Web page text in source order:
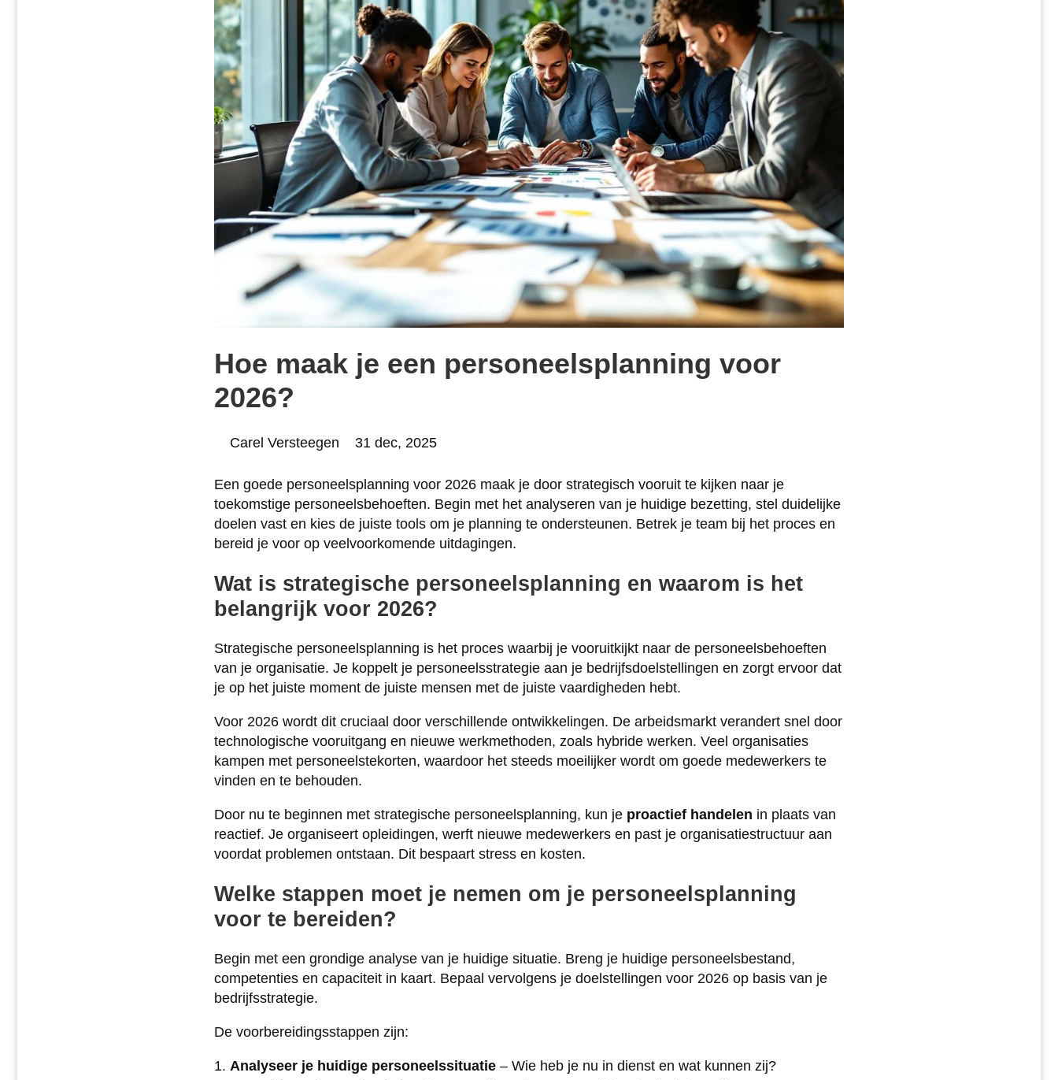
Hoe maak je een personeelsplanning voor
2026?
Posted
Carel Versteegen 31 dec, 2025
Een goede personeelsplanning voor 2026 maak je door strategisch vooruit te kijken naar je
toekomstige personeelsbehoeften. Begin met het analyseren van je huidige bezetting, stel duidelijke
doelen vast en kies de juiste tools om je planning te ondersteunen. Betrek je team bij het proces en
bereid je voor op veelvoorkomende uitdagingen.
Wat is strategische personeelsplanning en waarom is het
belangrijk voor 2026?
Strategische personeelsplanning is het proces waarbij je vooruitkijkt naar de personeelsbehoeften
van je organisatie. Je koppelt je personeelsstrategie aan je bedrijfsdoelstellingen en zorgt ervoor dat
je op het juiste moment de juiste mensen met de juiste vaardigheden hebt.
Voor 2026 wordt dit cruciaal door verschillende ontwikkelingen. De arbeidsmarkt verandert snel door
technologische vooruitgang en nieuwe werkmethoden, zoals hybride werken. Veel organisaties
kampen met personeelstekorten, waardoor het steeds moeilijker wordt om goede medewerkers te
vinden en te behouden.
Door nu te beginnen met strategische personeelsplanning, kun je proactief handelen in plaats van
reactief. Je organiseert opleidingen, werft nieuwe medewerkers en past je organisatiestructuur aan
voordat problemen ontstaan. Dit bespaart stress en kosten.
Welke stappen moet je nemen om je personeelsplanning
voor te bereiden?
Begin met een grondige analyse van je huidige situatie. Breng je huidige personeelsbestand,
competenties en capaciteit in kaart. Bepaal vervolgens je doelstellingen voor 2026 op basis van je
bedrijfsstrategie.
De voorbereidingsstappen zijn:
Analyseer je huidige personeelssituatie – Wie heb je nu in dienst en wat kunnen zij?